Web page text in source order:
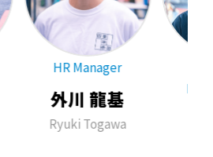
HR Manager
外川 龍基
Ryuki Togawa